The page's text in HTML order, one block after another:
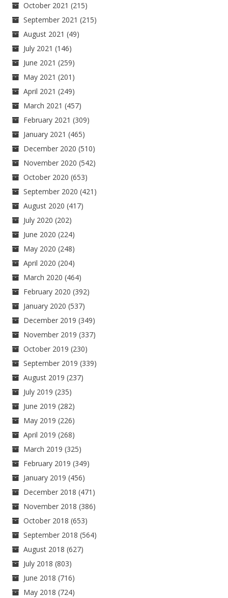
October 2021 (215)
September 2021 (215)
August 2021 (49)
July 2021 (146)
June 2021 (259)
May 2021 (201)
April 2021 (249)
March 2021 (457)
February 2021 (309)
January 2021 (465)
December 2020 (510)
November 2020 (542)
October 2020 (653)
September 2020 (421)
August 2020 (417)
July 2020 (202)
June 2020 (224)
May 2020 (248)
April 2020 (204)
March 2020 (464)
February 2020 (392)
January 2020 (537)
December 2019 (349)
November 2019 (337)
October 2019 (230)
September 2019 (339)
August 2019 (237)
July 2019 (235)
June 2019 (282)
May 2019 (226)
April 2019 (268)
March 2019 (325)
February 2019 (349)
January 2019 (456)
December 2018 (471)
November 2018 (386)
October 2018 (653)
September 2018 (564)
August 2018 (627)
July 2018 (803)
June 2018 (716)
May 2018 (724)